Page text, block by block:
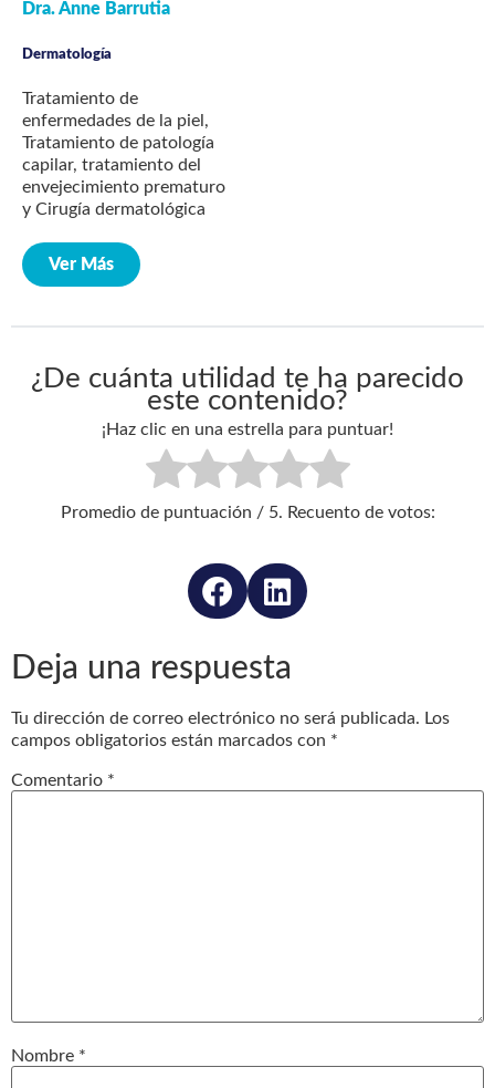
Dra. Anne Barrutia
Dermatología
Tratamiento de
enfermedades de la piel,
Tratamiento de patología
capilar, tratamiento del
envejecimiento prematuro
y Cirugía dermatológica
Ver Más
¿De cuánta utilidad te ha parecido
este contenido?
¡Haz clic en una estrella para puntuar!
Promedio de puntuación / 5. Recuento de votos:
Deja una respuesta
Tu dirección de correo electrónico no será publicada. Los
campos obligatorios están marcados con *
Comentario *
Nombre *